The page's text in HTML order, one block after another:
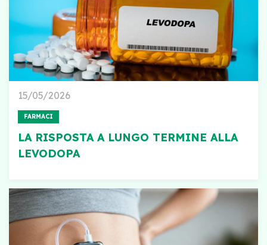
15/05/2026
FARMACI
LA RISPOSTA A LUNGO TERMINE ALLA
LEVODOPA